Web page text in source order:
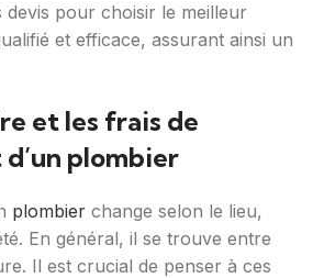
devis pour choisir le meilleur
et efficace, assurant ainsi un
et les frais de
plombier
plombier change selon le lieu,
En général, il se trouve entre
Il est crucial de penser à ces